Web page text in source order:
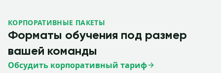
КОРПОРАТИВНЫЕ ПАКЕТЫ
Форматы обучения под размер
вашей команды
Обсудить корпоративный тариф